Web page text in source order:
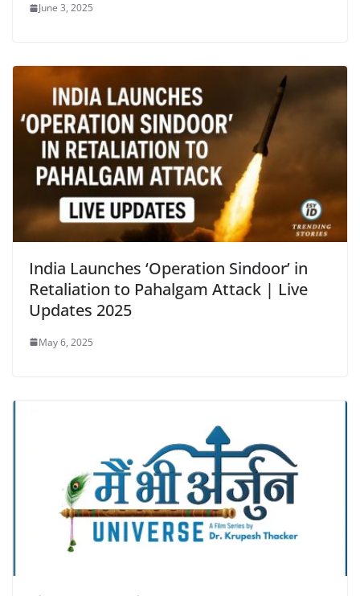
June 3, 2025
India Launches ‘Operation Sindoor’ in
Retaliation to Pahalgam Attack | Live
Updates 2025
May 6, 2025